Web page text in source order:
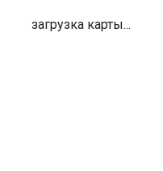
загрузка карты...